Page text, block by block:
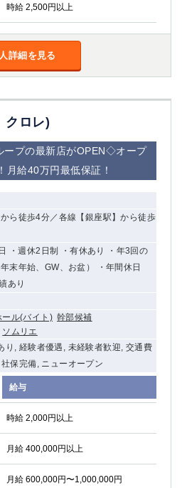
時給 2,500円以上
詳細を見る
クロレ)
ープの最新店がOPEN◇オープ
月給40万円最低保証！
ら徒歩4分／各線【銀座駅】から徒歩
・週休2日制 ・有休あり ・年3回の
末年始、GW、お盆） ・年間休日
あり
ール(バイト) 幹部候補
ソムリエ
り, 経験者優遇, 未経験者歓迎, 交通費
保完備, ニューオープン
給与
時給 2,000円以上
月給 400,000円以上
月給 600,000円〜1,000,000円